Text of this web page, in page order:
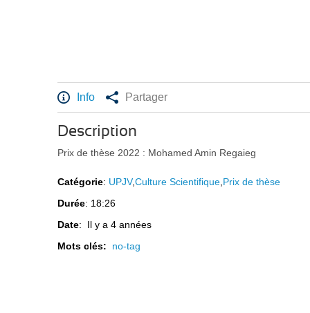
Info Partager
Description
Prix de thèse 2022 : Mohamed Amin Regaieg
Catégorie: UPJV,Culture Scientifique Prix de thèse
Durée: 18:26
Date: Il y a 4 années
Mots clés: no-tag